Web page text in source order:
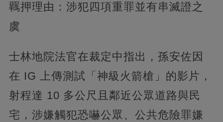
羈押理由：涉犯四項重罪並有串滅證之
虞
士林地院法官在裁定中指出，孫安佐因
在 IG 上傳測試「神級火箭槍」的影片，
射程達 10 多公尺且鄰近公眾道路與民
宅，涉嫌觸犯恐嚇公眾、公共危險罪嫌